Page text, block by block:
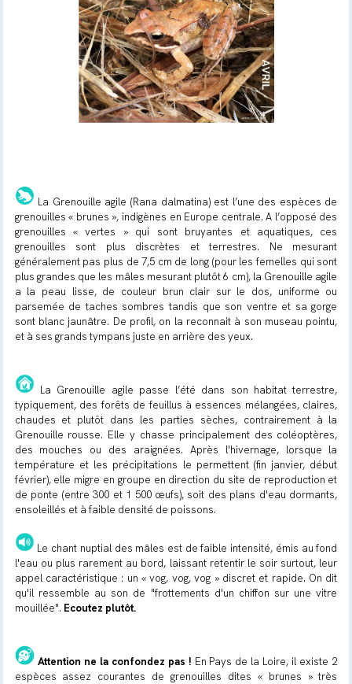
La Grenouille agile (Rana dalmatina) est l’une des espèces de
grenouilles « brunes », indigènes en Europe centrale. A l’opposé des
grenouilles « vertes » qui sont bruyantes et aquatiques, ces
grenouilles sont plus discrètes et terrestres. Ne mesurant
généralement pas plus de 7,5 cm de long (pour les femelles qui sont
plus grandes que les mâles mesurant plutôt 6 cm), la Grenouille agile
a la peau lisse, de couleur brun clair sur le dos, uniforme ou
parsemée de taches sombres tandis que son ventre et sa gorge
sont blanc jaunâtre. De profil, on la reconnait à son museau pointu,
et à ses grands tympans juste en arrière des yeux.
La Grenouille agile passe l’été dans son habitat terrestre,
typiquement, des forêts de feuillus à essences mélangées, claires,
chaudes et plutôt dans les parties sèches, contrairement à la
Grenouille rousse. Elle y chasse principalement des coléoptères,
des mouches ou des araignées. Après l'hivernage, lorsque la
température et les précipitations le permettent (fin janvier, début
février), elle migre en groupe en direction du site de reproduction et
de ponte (entre 300 et 1 500 œufs), soit des plans d'eau dormants,
ensoleillés et à faible densité de poissons.
Le chant nuptial des mâles est de faible intensité, émis au fond
l'eau ou plus rarement au bord, laissant retentir le soir surtout, leur
appel caractéristique : un « vog, vog, vog » discret et rapide. On dit
qu'il ressemble au son de "frottements d'un chiffon sur une vitre
mouillée". Ecoutez plutôt.
Attention ne la confondez pas ! En Pays de la Loire, il existe 2
espèces assez courantes de grenouilles dites « brunes » très